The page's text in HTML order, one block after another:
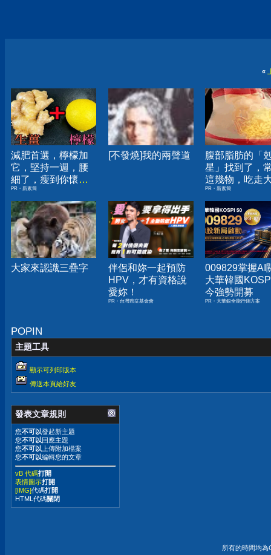
«
減肥首選，檸檬加
它，堅持一週，腰
細了，瘦到你懷疑
人生
PR・新素簡
[不發燒]我的兩聲道
腹部脂肪的「
星」找到了，
這幾物，吃走
囊，瘦出小蠻
PR・新素簡
大家來認識三疊字
伴侶和妳一起預防
HPV，才有資格說
愛妳！
PR・台灣癌症基金會
009829掌握AI
大華韓國
今強勢開募
PR・大華銀全能行銷方案
POPIN
主題工具
顯示可列印版本
傳送本頁給好友
發表文章規則
您不可以發起新主題
您不可以 回應主題
您不可以 上傳附加檔案
您不可以編輯您的文章
vB 代碼打開
表情圖示打開
[IMG]代碼打開
HTML代碼關閉
所有的時間均為